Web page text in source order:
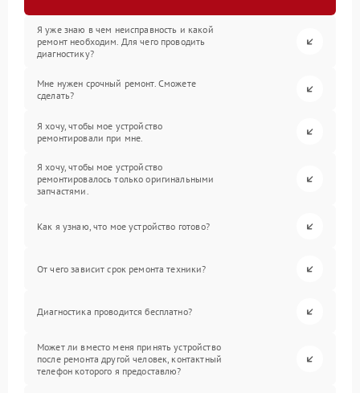
Я уже знаю в чем неисправность и какой
ремонт необходим. Для чего проводить
диагностику?
Мне нужен срочный ремонт. Сможете
сделать?
Я хочу, чтобы мое устройство
ремонтировали при мне.
Я хочу, чтобы мое устройство
ремонтировалось только оригинальными
запчастями.
Как я узнаю, что мое устройство готово?
От чего зависит срок ремонта техники?
Диагностика проводится бесплатно?
Может ли вместо меня принять устройство
после ремонта другой человек, контактный
телефон которого я предоставлю?